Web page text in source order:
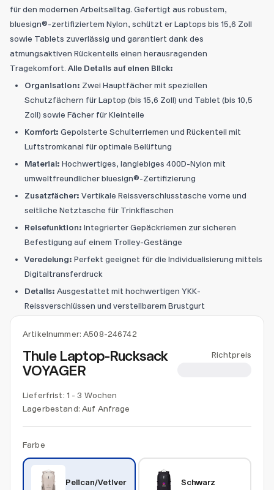
Artikelnummer:A508-246742
Thule Laptop-Rucksack
VOYAGER
Richtpreis
Lieferfrist: 1 - 3 Wochen
Lagerbestand: Auf Anfrage
Farbe
Pelican/Vetiver Schwarz
für den modernen Arbeitsalltag. Gefertigt aus robustem,
bluesign®-zertifiziertem Nylon, schützt er Laptops bis 15,6 Zoll
sowie Tablets zuverlässig und garantiert dank des
atmungsaktiven Rückenteils einen herausragenden
Tragekomfort. Alle Details auf einen Blick:
Organisation: Zwei Hauptfächer mit speziellen
Schutzfächern für Laptop (bis 15,6 Zoll) und Tablet (bis 10,5
Zoll) sowie Fächer für Kleinteile
Komfort: Gepolsterte Schulterriemen und Rückenteil mit
Luftstromkanal für optimale Belüftung
Material: Hochwertiges, langlebiges 400D-Nylon mit
umweltfreundlicher bluesign®-Zertifizierung
Zusatzfächer: Vertikale Reissverschlusstasche vorne und
seitliche Netztasche für Trinkflaschen
Reisefunktion: Integrierter Gepäckriemen zur sicheren
Befestigung auf einem Trolley-Gestänge
Veredelung: Perfekt geeignet für die Individualisierung mittels
Digitaltransferdruck
Details: Ausgestattet mit hochwertigen YKK-
Reissverschlüssen und verstellbarem Brustgurt